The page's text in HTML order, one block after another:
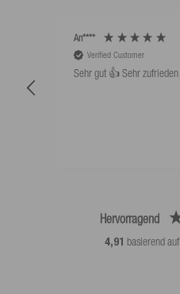
Hervorragend
4,91 basierend auf
An****
Verified Customer
Sehr gut 👍 Sehr zufrieden